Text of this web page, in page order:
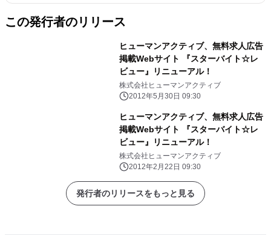
この発行者のリリース
ヒューマンアクティブ、無料求人広告
掲載Webサイト 『スターバイト☆レ
ビュー』リニューアル！
株式会社ヒューマンアクティブ
2012年5月30日 09:30
ヒューマンアクティブ、無料求人広告
掲載Webサイト 『スターバイト☆レ
ビュー』リニューアル！
株式会社ヒューマンアクティブ
2012年2月22日 09:30
発行者のリリースをもっと見る